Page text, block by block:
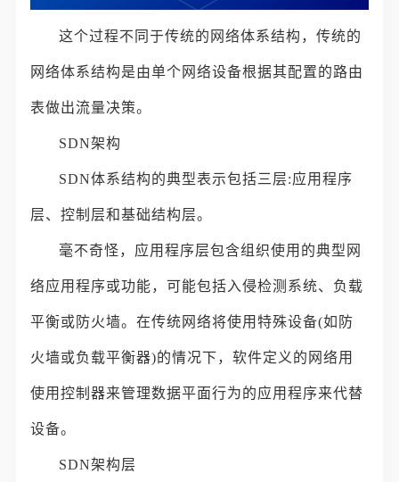
这个过程不同于传统的网络体系结构，传统的
网络体系结构是由单个网络设备根据其配置的路由
表做出流量决策。
SDN架构
SDN体系结构的典型表示包括三层:应用程序
层、控制层和基础结构层。
毫不奇怪，应用程序层包含组织使用的典型网
络应用程序或功能，可能包括入侵检测系统、负载
平衡或防火墙。在传统网络将使用特殊设备(如防
火墙或负载平衡器)的情况下，软件定义的网络用
使用控制器来管理数据平面行为的应用程序来代替
设备。
SDN架构层